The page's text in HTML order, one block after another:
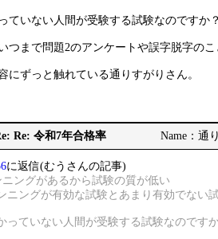
ていない人間が受験する試験なのですか
つまで問題2のアンケートや誤字脱字の
にずっと触れている通りすがりさん。
Re: 令和7年合格率 Name：通
に返信(むうさんの記事)
ニングがあるから試験の質が低い
ニングが有効な試験とあまり有効でない
っていない人間が受験する試験なのです